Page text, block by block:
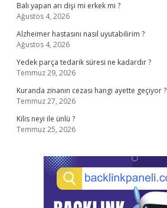
Balı yapan arı dişi mi erkek mi ?
Ağustos 4, 2026
Alzheimer hastasını nasıl uyutabilirim ?
Ağustos 4, 2026
Yedek parça tedarik süresi ne kadardır ?
Temmuz 29, 2026
Kuranda zinanın cezası hangi ayette geçiyor ?
Temmuz 27, 2026
Kilis neyi ile ünlü ?
Temmuz 25, 2026